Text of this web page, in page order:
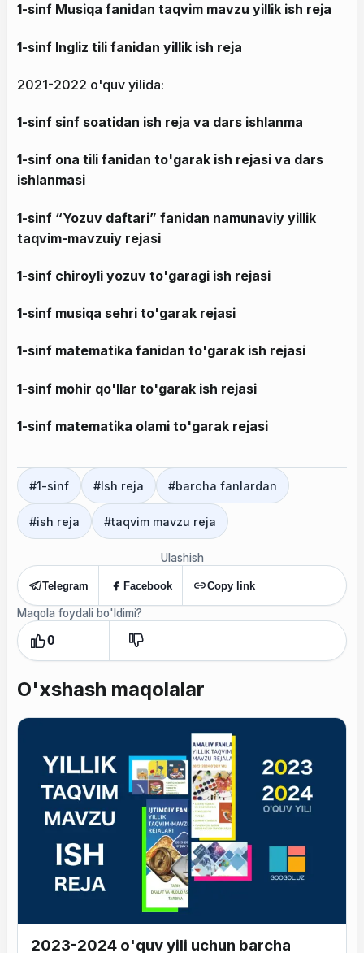
1-sinf Musiqa fanidan taqvim mavzu yillik ish reja
1-sinf Ingliz tili fanidan yillik ish reja
2021-2022 o'quv yilida:
1-sinf sinf soatidan ish reja va dars ishlanma
1-sinf ona tili fanidan to'garak ish rejasi va dars
ishlanmasi
1-sinf “Yozuv daftari” fanidan namunaviy yillik
taqvim-mavzuiy rejasi
1-sinf chiroyli yozuv to'garagi ish rejasi
1-sinf musiqa sehri to'garak rejasi
1-sinf matematika fanidan to'garak ish rejasi
1-sinf mohir qo'llar to'garak ish rejasi
1-sinf matematika olami to'garak rejasi
#1-sinf #Ish reja #barcha fanlardan
#ish reja #taqvim mavzu reja
Ulashish
Telegram Facebook Copy link
Maqola foydali bo'ldimi?
0
O'xshash maqolalar
2023-2024 o'quv yili uchun barcha